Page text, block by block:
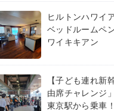
ヒルトンハワイ
ベッドルームペ
ワイキキアン
【子ども連れ新
由席チャレンジ
東京駅から乗車！